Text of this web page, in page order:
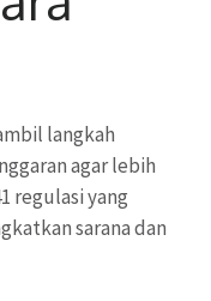
langkah
agar lebih
regulasi yang
sarana dan